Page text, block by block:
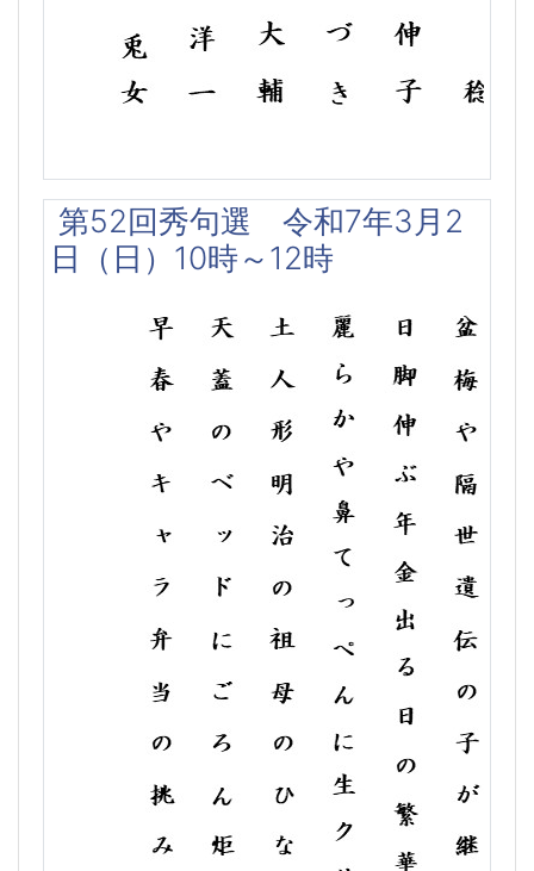
第52回秀句選 令和7年3月2
日（日）10時～12時